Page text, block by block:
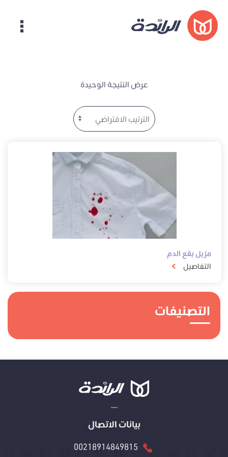
عرض النتيجة الوحيدة
مزيل بقع الدم
التفاصيل
التصنيفات
بيانات الاتصال
00218914849815